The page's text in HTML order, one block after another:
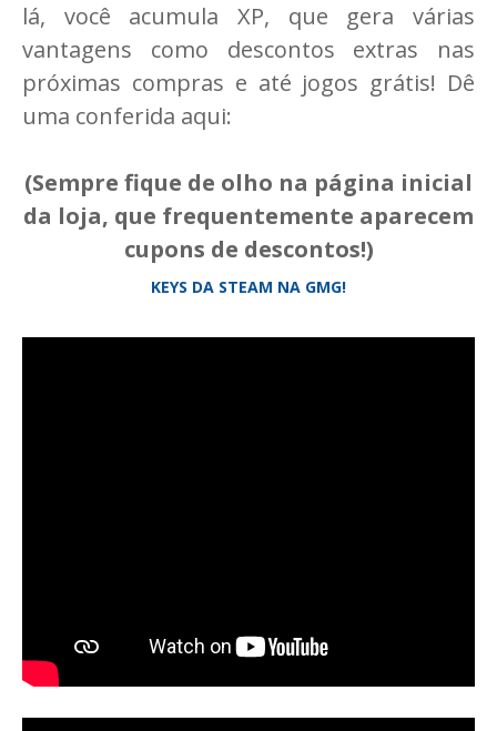
lá, você acumula XP, que gera várias
vantagens como descontos extras nas
próximas compras e até jogos grátis! Dê
uma conferida aqui:
(Sempre fique de olho na página inicial
da loja, que frequentemente aparecem
cupons de descontos!)
KEYS DA STEAM NA GMG!